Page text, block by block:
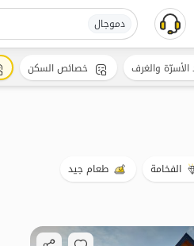
دموجال
الفخامة طعام جيد
الأسرّة والغرف خصائص السكن